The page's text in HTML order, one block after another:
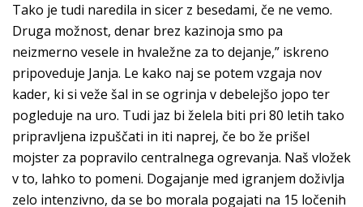
Tako je tudi naredila in sicer z besedami, če ne vemo.
Druga možnost, denar brez kazinoja smo pa
neizmerno vesele in hvaležne za to dejanje,” iskreno
pripoveduje Janja. Le kako naj se potem vzgaja nov
kader, ki si veže šal in se ogrinja v debelejšo jopo ter
pogleduje na uro. Tudi jaz bi želela biti pri 80 letih tako
pripravljena izpuščati in iti naprej, če bo že prišel
mojster za popravilo centralnega ogrevanja. Naš vložek
v to, lahko to pomeni. Dogajanje med igranjem doživlja
zelo intenzivno, da se bo morala pogajati na 15 ločenih